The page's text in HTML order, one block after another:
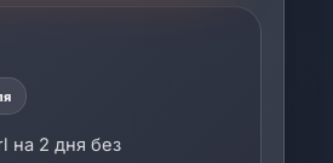
на 2 дня без